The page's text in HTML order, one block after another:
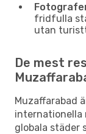
fridfulla
utan
De mest
Muzaffarabad
internationella
globala städer